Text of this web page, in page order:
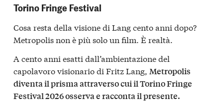
Torino Fringe Festival
Cosa resta della visione di Lang cento anni dopo?
Metropolis non è più solo un film. È realtà.
A cento anni esatti dall’ambientazione del
capolavoro visionario di Fritz Lang, Metropolis
diventa il prisma attraverso cui il Torino Fringe
Festival 2026 osserva e racconta il presente.